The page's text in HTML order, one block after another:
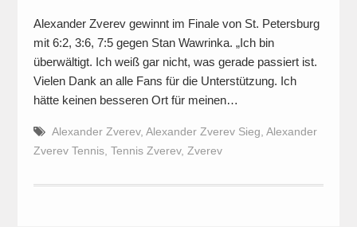
Alexander Zverev gewinnt im Finale von St. Petersburg
mit 6:2, 3:6, 7:5 gegen Stan Wawrinka. „Ich bin
überwältigt. Ich weiß gar nicht, was gerade passiert ist.
Vielen Dank an alle Fans für die Unterstützung. Ich
hätte keinen besseren Ort für meinen…
Alexander Zverev, Alexander Zverev Sieg Alexander
Zverev Tennis, Tennis Zverev, Zverev